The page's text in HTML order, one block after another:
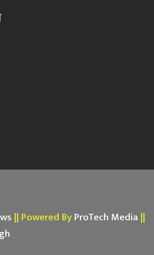
|| Powered ByProTech Media ||